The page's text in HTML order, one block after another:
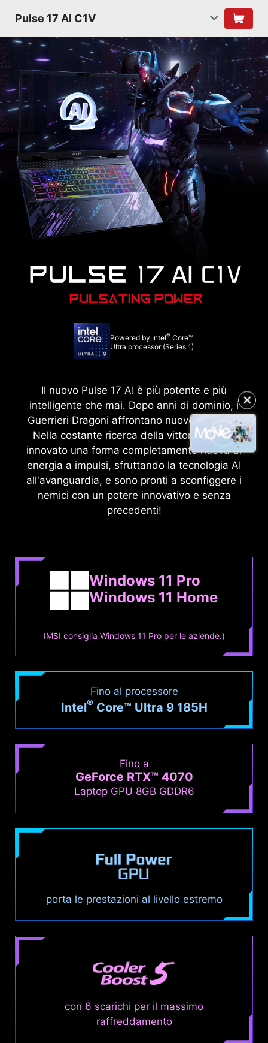
Pulse 17 AI C1V
✕
Powered by Intel® Core™
Ultra processor (Series 1)
Il nuovo Pulse 17 AI è più potente e più
intelligente che mai. Dopo anni di dominio, i
Guerrieri Dragoni affrontano nuove minacce.
Nella costante ricerca della vittoria, hanno
innovato una forma completamente nuova di
energia a impulsi, sfruttando la tecnologia AI
all'avanguardia, e sono pronti a sconfiggere i
nemici con un potere innovativo e senza
precedenti!
Windows 11 Pro
Windows 11 Home
(MSI consiglia Windows 11 Pro per le aziende.)
Fino al processore
Intel®Core™ Ultra 9 185H
Fino a
GeForce RTX™ 4070
Laptop GPU 8GB GDDR6
porta le prestazioni al livello estremo
con 6 scarichi per il massimo
raffreddamento